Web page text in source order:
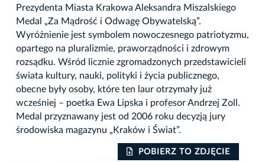
Prezydenta Miasta Krakowa Aleksandra Miszalskiego
Medal „Za Mądrość i Odwagę Obywatelską”.
Wyróżnienie jest symbolem nowoczesnego patriotyzmu,
opartego na pluralizmie, praworządności i zdrowym
rozsądku. Wśród licznie zgromadzonych przedstawicieli
świata kultury, nauki, polityki i życia publicznego,
obecne były osoby, które ten laur otrzymały już
wcześniej – poetka Ewa Lipska i profesor Andrzej Zoll.
Medal przyznawany jest od 2006 roku decyzją jury
środowiska magazynu „Kraków i Świat”.
POBIERZ TO ZDJĘCIE